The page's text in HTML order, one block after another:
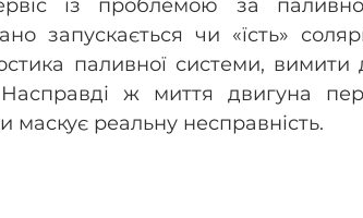
із проблемою за
запускається чи «їсть»
паливної системи,
ж миття двигуна
маскує реальну несправність.